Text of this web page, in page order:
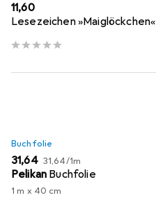
EUR
11,60
Lesezeichen »Maiglöckchen«
Buchfolie
EUR
31,64 EUR
31,64/1m
Pelikan Buchfolie
1 m x 40 cm